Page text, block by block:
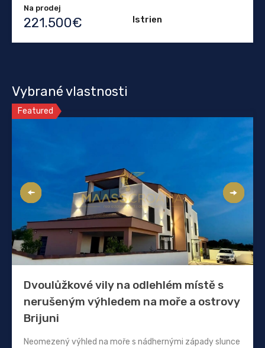
Na prodej
221.500€ Istrien
Vybrané vlastnosti
Featured
Dvoulůžkové vily na odlehlém místě s
nerušeným výhledem na moře a ostrovy
Brijuni
Neomezený výhled na moře s nádhernými západy slunce